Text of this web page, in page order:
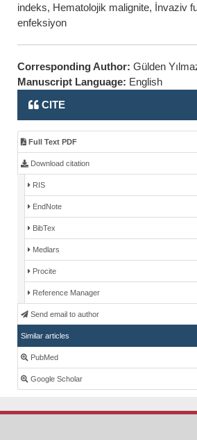
indeks, Hematolojik malignite, İnvaziv
enfeksiyon
Corresponding Author: Gülden
Manuscript Language: English
CITE
Full Text PDF
Download citation
RIS
EndNote
BibTex
Medlars
Procite
Reference Manager
Send email to author
Similar articles
PubMed
Google Scholar